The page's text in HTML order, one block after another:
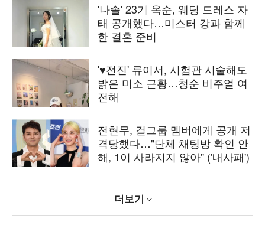
'나솔' 23기 옥순, 웨딩 드레스 자
태 공개했다…미스터 강과 함께
한 결혼 준비
'♥전진' 류이서, 시험관 시술해도
밝은 미소 근황…청순 비주얼 여
전해
전현무, 걸그룹 멤버에게 공개 저
격당했다…"단체 채팅방 확인 안
해, 1이 사라지지 않아" ('내사패')
더보기